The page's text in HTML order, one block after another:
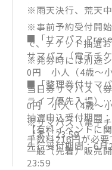
8月 3日（土）
8月 6日（火）鈴木
8月 7日（水）
8月 9日（金）
8月10日（土）
8月11日（日）
8月12日（月・祝）
8月14日（水）ア
※雨天決行、荒天
※事前予約受付開
で、チケット抽選
※発券時には別途
■「サマパス
サマパス（電子チ
0円 小人（4歳～
当日券サマパス（
0円 小人（4歳～
※サマパス（電子
手数料216円が必要
■「整理券付サマ
ライブ優先入場）
抽選申込受付期間
（木）23:59
一般（先着）販売
【有料イベントに関
先行受付期間：6月
23:59